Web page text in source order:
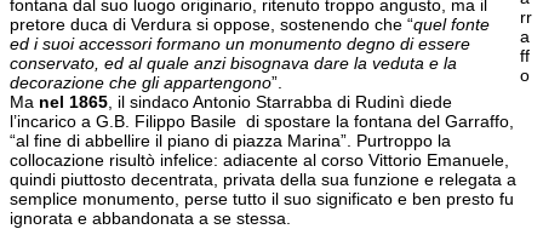
rr
a
ff
o
fontana dal suo luogo originario, ritenuto troppo angusto, ma il
pretore duca di Verdura si oppose, sostenendo che “quel fonte
ed i suoi accessori formano un monumento degno di essere
conservato, ed al quale anzi bisognava dare la veduta e la
decorazione che gli appartengono”.
Ma nel 1865 , il sindaco Antonio Starrabba di Rudinì diede
l’incarico a G.B. Filippo Basile di spostare la fontana del Garraffo,
“al fine di abbellire il piano di piazza Marina”. Purtroppo la
collocazione risultò infelice: adiacente al corso Vittorio Emanuele,
quindi piuttosto decentrata, privata della sua funzione e relegata a
semplice monumento, perse tutto il suo significato e ben presto fu
ignorata e abbandonata a se stessa.